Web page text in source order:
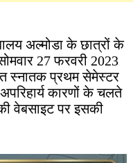
अल्मोडा के छात्रों के
27 फरवरी 2023
स्नातक प्रथम सेमेस्टर
कारणों के चलते
वेबसाइट पर इसकी